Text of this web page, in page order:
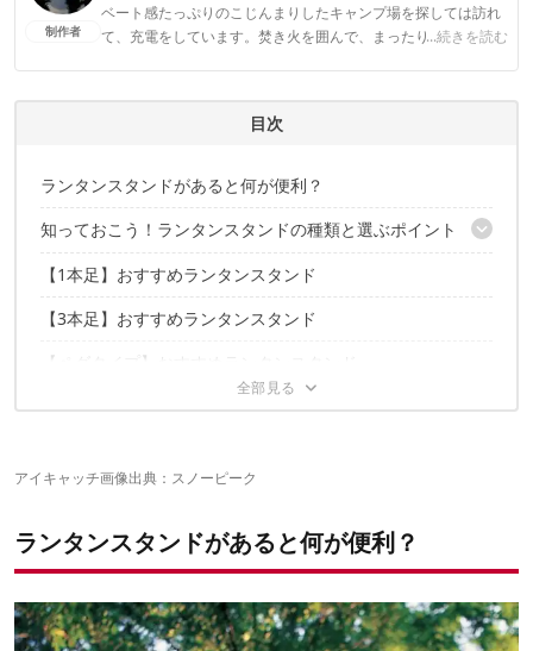
制作者
ベート感たっぷりのこじんまりしたキャンプ場を探しては訪れ
て、充電をしています。焚き火を囲んで、まったり過ごす時間
...続きを読む
目次
ランタンスタンドがあると何が便利？
知っておこう！ランタンスタンドの種類と選ぶポイント
調節幅も要チェック
軽量すぎもNG！？
【1本足】おすすめランタンスタンド
【3本足】おすすめランタンスタンド
【ペグタイプ】おすすめランタンスタンド
挑戦したい！自作ランタンスタンド
1. 丸棒に穴をあける
3. 2を木棒に通す
4. ボルトを蝶ナットで固定する
5. 丸棒を同じ方向に倒し完成
アイキャッチ画像出典： スノーピーク
ランタンスタンドがあると何が便利？